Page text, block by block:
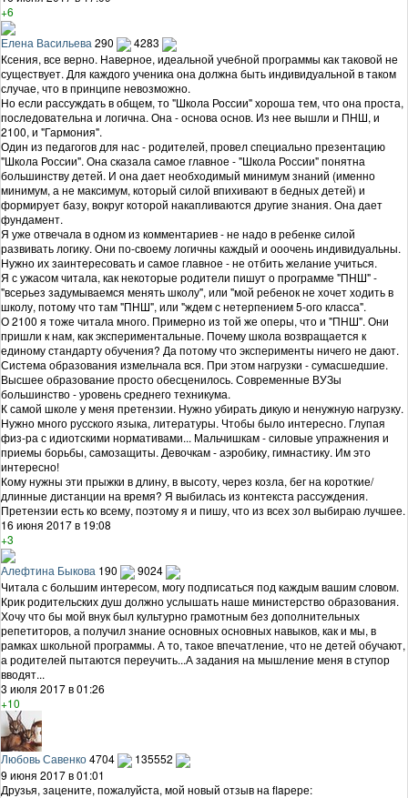
+6
Елена Васильева 290
4283
Ксения, все верно. Наверное, идеальной учебной программы как таковой не
существует. Для каждого ученика она должна быть индивидуальной в таком
случае, что в принципе невозможно.
Но если рассуждать в общем, то "Школа России" хороша тем, что она проста,
последовательна и логична. Она - основа основ. Из нее вышли и ПНШ, и
2100, и "Гармония".
Один из педагогов для нас - родителей, провел специально презентацию
"Школа России". Она сказала самое главное - "Школа России" понятна
большинству детей. И она дает необходимый минимум знаний (именно
минимум, а не максимум, который силой впихивают в бедных детей) и
формирует базу, вокруг которой накапливаются другие знания. Она дает
фундамент.
Я уже отвечала в одном из комментариев - не надо в ребенке силой
развивать логику. Они по-своему логичны каждый и ооочень индивидуальны.
Нужно их заинтересовать и самое главное - не отбить желание учиться.
Я с ужасом читала, как некоторые родители пишут о программе "ПНШ" -
"всерьез задумываемся менять школу", или "мой ребенок не хочет ходить в
школу, потому что там "ПНШ", или "ждем с нетерпением 5-ого класса".
О 2100 я тоже читала много. Примерно из той же оперы, что и "ПНШ". Они
пришли к нам, как экспериментальные. Почему школа возвращается к
единому стандарту обучения? Да потому что эксперименты ничего не дают.
Система образования измельчала вся. При этом нагрузки - сумасшедшие.
Высшее образование просто обесценилось. Современные ВУЗы
большинство - уровень среднего техникума.
К самой школе у меня претензии. Нужно убирать дикую и ненужную нагрузку.
Нужно много русского языка, литературы. Чтобы было интересно. Глупая
физ-ра с идиотскими нормативами... Мальчишкам - силовые упражнения и
приемы борьбы, самозащиты. Девочкам - аэробику, гимнастику. Им это
интересно!
Кому нужны эти прыжки в длину, в высоту, через козла, бег на короткие/
длинные дистанции на время? Я выбилась из контекста рассуждения.
Претензии есть ко всему, поэтому я и пишу, что из всех зол выбираю лучшее.
16 июня 2017 в 19:08
+3
Алефтина Быкова 190
9024
Читала с большим интересом, могу подписаться под каждым вашим словом.
Крик родительских душ должно услышать наше министерство образования.
Хочу что бы мой внук был культурно грамотным без дополнительных
репетиторов, а получил знание основных основных навыков, как и мы, в
рамках школьной программы. А то, такое впечатление, что не детей обучают,
а родителей пытаются переучить...А задания на мышление меня в ступор
вводят...
3 июля 2017 в 01:26
+10
Любовь Савенко4704
135552
9 июня 2017 в 01:01
Друзья, зацените, пожалуйста, мой новый отзыв на flapере: